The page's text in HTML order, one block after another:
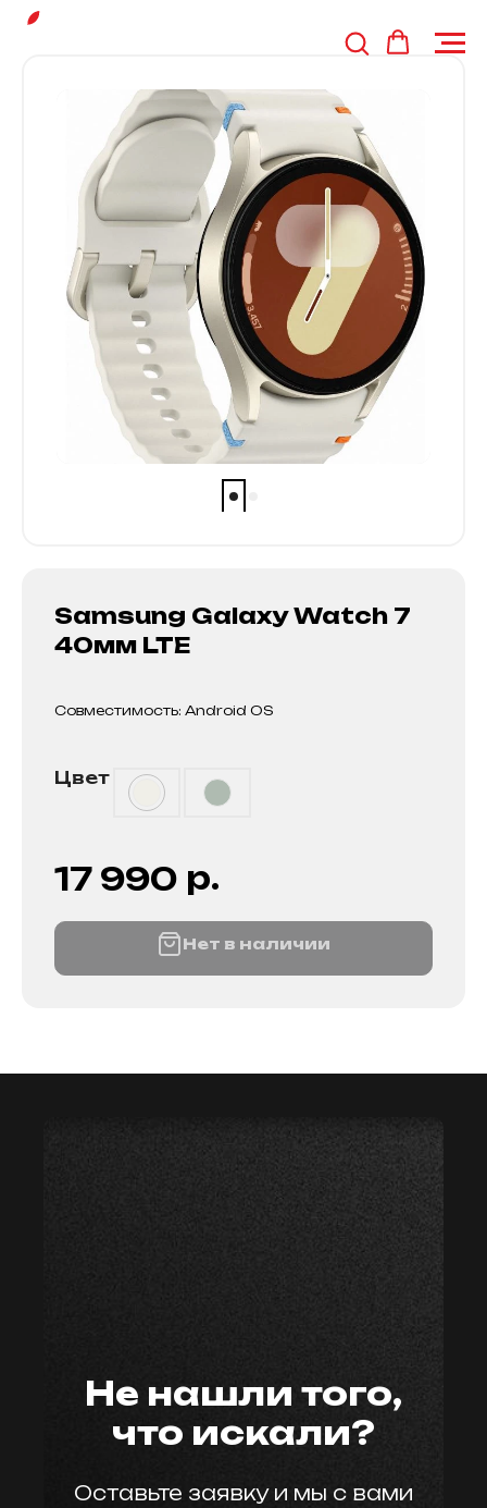
Samsung Galaxy Watch 7
40мм LTE
17 990 р.
Цвет
Нет в наличии
Совместимость: Android OS
Не нашли того,
что искали?
Оставьте заявку и мы с вами